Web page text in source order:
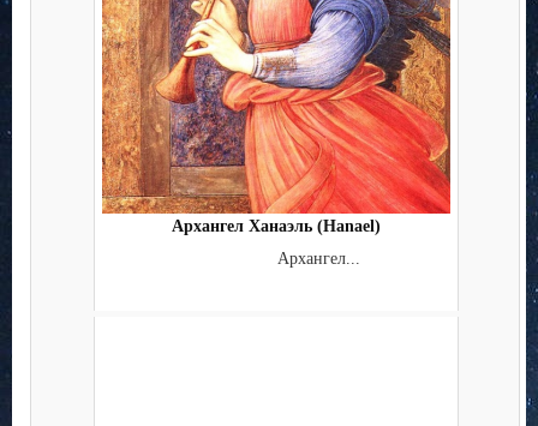
Архангел Ханаэль (Hanael)
Архангел...